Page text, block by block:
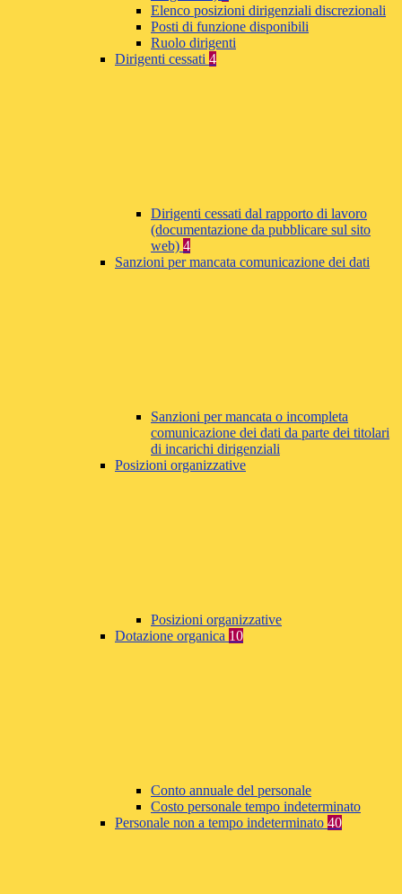
Elenco posizioni dirigenziali discrezionali
Posti di funzione disponibili
Ruolo dirigenti
Dirigenti cessati 4
Dirigenti cessati dal rapporto di lavoro
(documentazione da pubblicare sul sito
web) 4
Sanzioni per mancata comunicazione dei dati
Sanzioni per mancata o incompleta
comunicazione dei dati da parte dei titolari
di incarichi dirigenziali
Posizioni organizzative
Posizioni organizzative
Dotazione organica 10
Conto annuale del personale
Costo personale tempo indeterminato
Personale non a tempo indeterminato 40